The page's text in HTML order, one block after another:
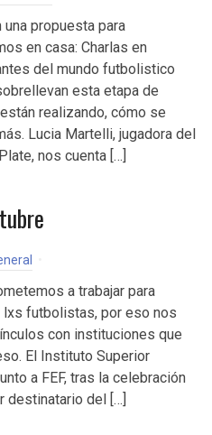
propuesta para
en casa: Charlas en
del mundo futbolistico
esta etapa de
realizando, cómo se
Lucia Martelli, jugadora del
nos cuenta […]
a trabajar para
lxs futbolistas, por eso nos
con instituciones que
El Instituto Superior
a FEF, tras la celebración
destinatario del […]